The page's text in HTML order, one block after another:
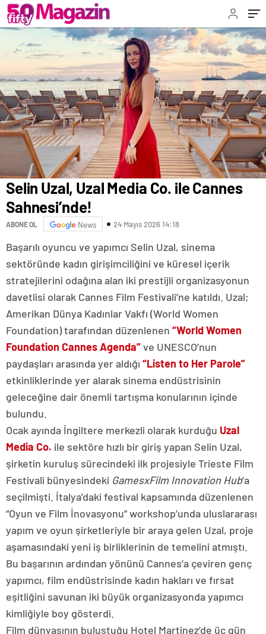
Selin Uzal, Uzal Media Co. ile Cannes
Sahnesi’nde!
ABONE OL News 24 Mayıs 2026 14:18
Başarılı oyuncu ve yapımcı Selin Uzal, sinema
sektöründe kadın girişimciliğini ve küresel içerik
stratejilerini odağına alan iki prestijli organizasyonun
davetlisi olarak Cannes Film Festivali’ne katıldı. Uzal;
Amerikan Dünya Kadınlar Vakfı (World Women
Foundation) tarafından düzenlenen “World Women
Foundation Cannes Agenda”ve UNESCO’nun
paydaşları arasında yer aldığı “Listen to Her Parole”
etkinliklerinde yer alarak sinema endüstrisinin
geleceğine dair önemli tartışma konularının içinde
bulundu.
Ocak ayında İngiltere merkezli olarak kurduğu Uzal
Media Co. ile sektöre hızlı bir giriş yapan Selin Uzal,
şirketin kuruluş sürecindeki ilk projesiyle Trieste Film
Festivali bünyesindeki GamesxFilm Innovation Hub’a
seçilmişti. İtalya’daki festival kapsamında düzenlenen
“Oyun ve Film İnovasyonu” workshop’unda uluslararası
yapım ve oyun şirketleriyle bir araya gelen Uzal, proje
aşamasındaki yeni iş birliklerinin de temelini atmıştı.
Bu başarının ardından yönünü Cannes’a çeviren genç
yapımcı, film endüstrisinde kadın hakları ve fırsat
eşitliğini savunan iki büyük organizasyonda yapımcı
kimliğiyle boy gösterdi.
Film dünyasının buluştuğu Hotel Martinez’de üç gün